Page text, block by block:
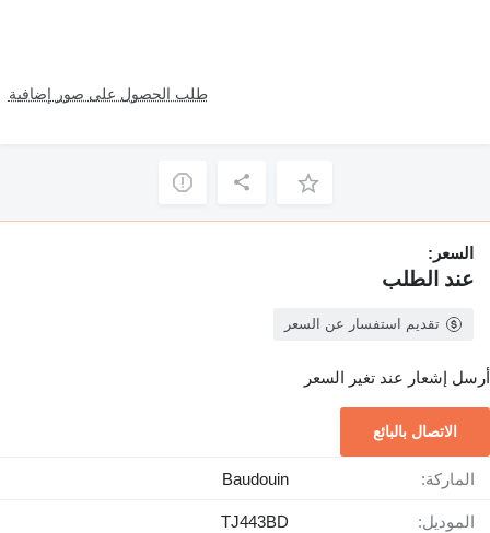
طلب الحصول على صور إضافية
السعر:
عند الطلب
تقديم استفسار عن السعر
أرسل إشعار عند تغير السعر
الاتصال بالبائع
الماركة: Baudouin
الموديل: TJ443BD